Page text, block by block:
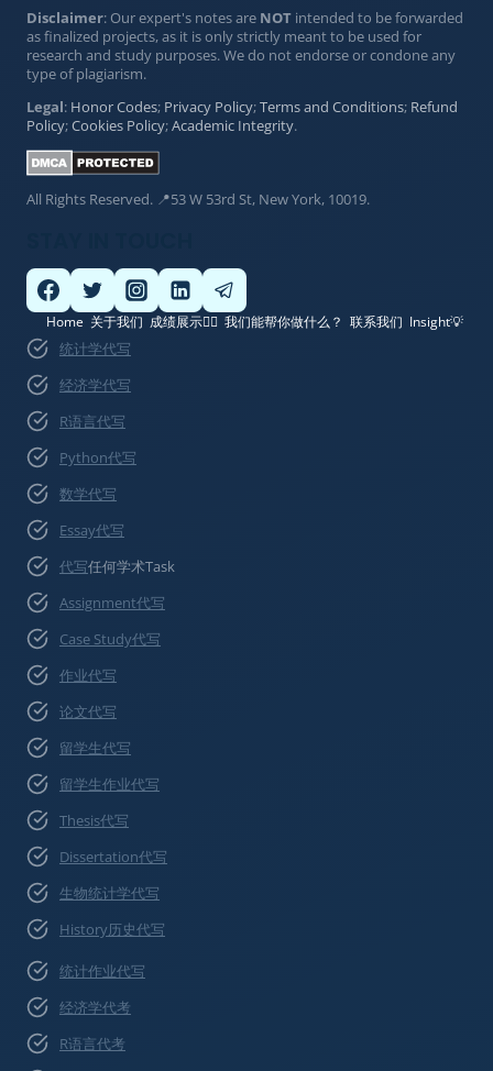
Disclaimer: Our expert's notes are NOT intended to be forwarded
as finalized projects, as it is only strictly meant to be used for
research and study purposes. We do not endorse or condone any
type of plagiarism.
Legal: Honor Codes; Privacy Policy;Terms and Conditions; Refund
Policy;Cookies Policy;Academic Integrity.
All Rights Reserved. 📍53 W 53rd St, New York, 10019.
Home 关于我们 成绩展示👍🏽 我们能帮你做什么？ 联系我们 Insight💡
统计学代写
经济学代写
R语言代写
Python代写
数学代写
Essay代写
代写任何学术Task
Assignment代写
Case Study代写
作业代写
论文代写
留学生代写
留学生作业代写
Thesis代写
Dissertation代写
生物统计学代写
History历史代写
统计作业代写
经济学代考
R语言代考